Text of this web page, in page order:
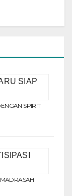
SPIRIT
MADRASAH